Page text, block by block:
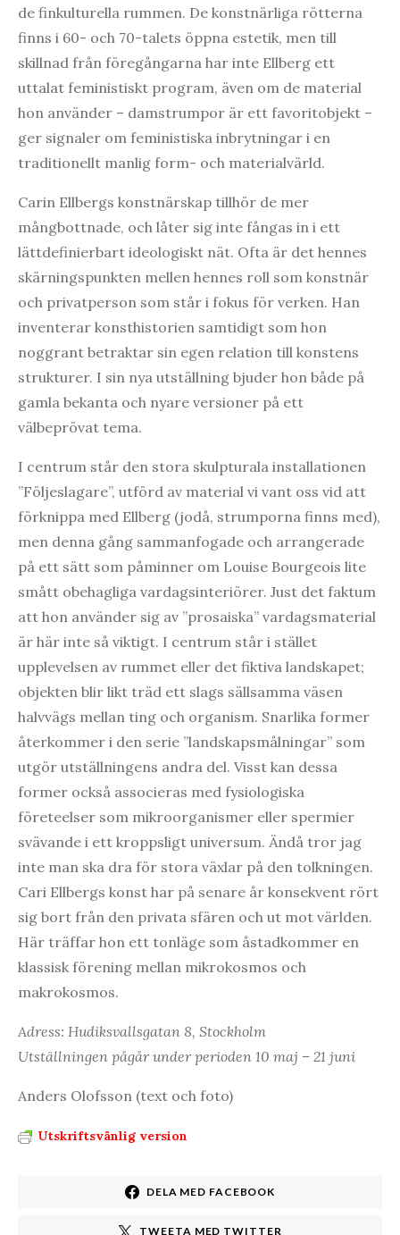
de finkulturella rummen. De konstnärliga rötterna
finns i 60- och 70-talets öppna estetik, men till
skillnad från föregångarna har inte Ellberg ett
uttalat feministiskt program, även om de material
hon använder – damstrumpor är ett favoritobjekt –
ger signaler om feministiska inbrytningar i en
traditionellt manlig form- och materialvärld.
Carin Ellbergs konstnärskap tillhör de mer
mångbottnade, och låter sig inte fångas in i ett
lättdefinierbart ideologiskt nät. Ofta är det hennes
skärningspunkten mellen hennes roll som konstnär
och privatperson som står i fokus för verken. Han
inventerar konsthistorien samtidigt som hon
noggrant betraktar sin egen relation till konstens
strukturer. I sin nya utställning bjuder hon både på
gamla bekanta och nyare versioner på ett
välbeprövat tema.
I centrum står den stora skulpturala installationen
”Följeslagare”, utförd av material vi vant oss vid att
förknippa med Ellberg (jodå, strumporna finns med),
men denna gång sammanfogade och arrangerade
på ett sätt som påminner om Louise Bourgeois lite
smått obehagliga vardagsinteriörer. Just det faktum
att hon använder sig av ”prosaiska” vardagsmaterial
är här inte så viktigt. I centrum står i stället
upplevelsen av rummet eller det fiktiva landskapet;
objekten blir likt träd ett slags sällsamma väsen
halvvägs mellan ting och organism. Snarlika former
återkommer i den serie ”landskapsmålningar” som
utgör utställningens andra del. Visst kan dessa
former också associeras med fysiologiska
företeelser som mikroorganismer eller spermier
svävande i ett kroppsligt universum. Ändå tror jag
inte man ska dra för stora växlar på den tolkningen.
Cari Ellbergs konst har på senare år konsekvent rört
sig bort från den privata sfären och ut mot världen.
Här träffar hon ett tonläge som åstadkommer en
klassisk förening mellan mikrokosmos och
makrokosmos.
Adress: Hudiksvallsgatan 8, Stockholm
Utställningen pågår under perioden 10 maj – 21 juni
Anders Olofsson (text och foto)
Utskriftsvänlig version
DELA MED FACEBOOK
TWEETA MED TWITTER